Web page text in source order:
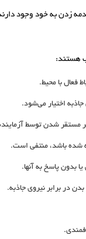
زدن به خود وجود
فعال با محیط.
اختیار می‌شود.
مستقر شدن توسط
شده باشد، منتفی است.
بدون پاسخ به آنها.
در برابر نیروی جاذبه.